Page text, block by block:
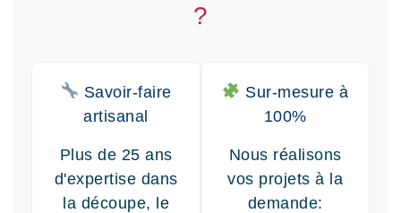
?
Savoir-faire
artisanal
Plus de 25 ans
d'expertise dans
la découpe, le
Sur-mesure à
100%
Nous réalisons
vos projets à la
demande: